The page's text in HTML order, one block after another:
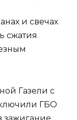
и свечах
сжатия
Газели с
ГБО
зажигание.